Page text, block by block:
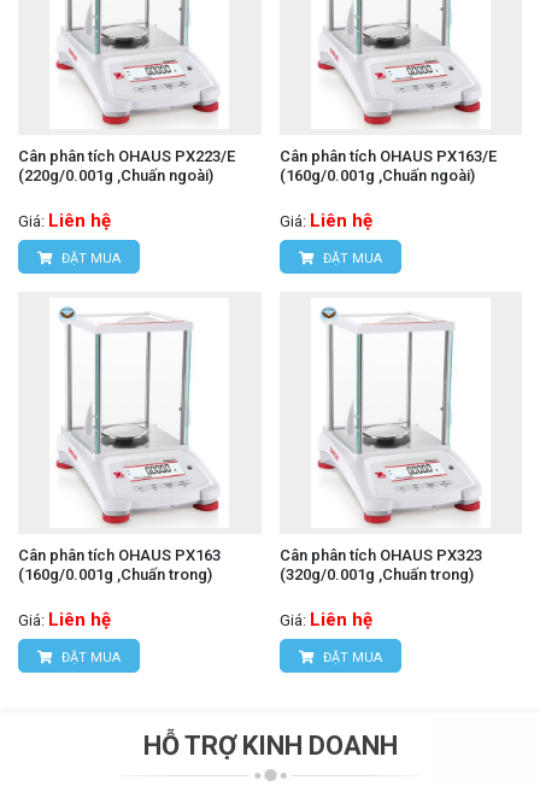
Cân phân tích OHAUS PX223/E
(220g/0.001g ,Chuấn ngoài)
Giá: Liên hệ
ĐẶT MUA
Cân phân tích OHAUS PX163/E
(160g/0.001g ,Chuấn ngoài)
Giá: Liên hệ
ĐẶT MUA
Cân phân tích OHAUS PX163
(160g/0.001g ,Chuấn trong)
Giá: Liên hệ
ĐẶT MUA
Cân phân tích OHAUS PX323
(320g/0.001g ,Chuấn trong)
Giá: Liên hệ
ĐẶT MUA
HỖ TRỢ KINH DOANH